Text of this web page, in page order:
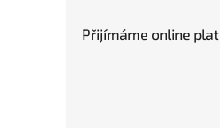
Přijímáme online